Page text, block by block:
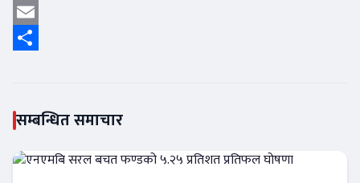
Twitter
Email
सम्बन्धित समाचार